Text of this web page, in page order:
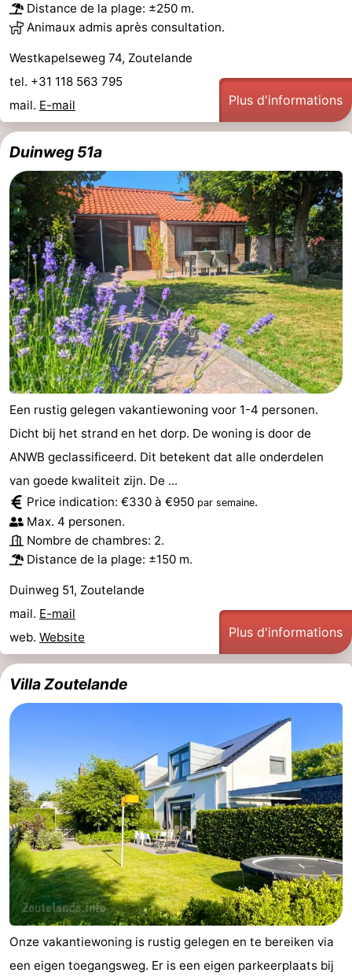
Distance de la plage: ±250 m.
Animaux admis après consultation.
Westkapelseweg 74, Zoutelande
tel. +31 118 563 795
mail. E-mail Plus d'informations
Duinweg 51a
Een rustig gelegen vakantiewoning voor 1-4 personen.
Dicht bij het strand en het dorp. De woning is door de
ANWB geclassificeerd. Dit betekent dat alle onderdelen
van goede kwaliteit zijn. De ...
Price indication: €330 à €950 par semaine.
Max. 4 personen.
Nombre de chambres: 2.
Distance de la plage: ±150 m.
Duinweg 51, Zoutelande
mail. E-mail
web. Website Plus d'informations
Villa Zoutelande
Onze vakantiewoning is rustig gelegen en te bereiken via
een eigen toegangsweg. Er is een eigen parkeerplaats bij